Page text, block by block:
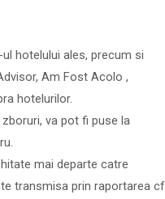
hotelului ales, precum si
Am Fost Acolo ,
hotelurilor.
va pot fi puse la
mai departe catre
transmisa prin raportarea cf